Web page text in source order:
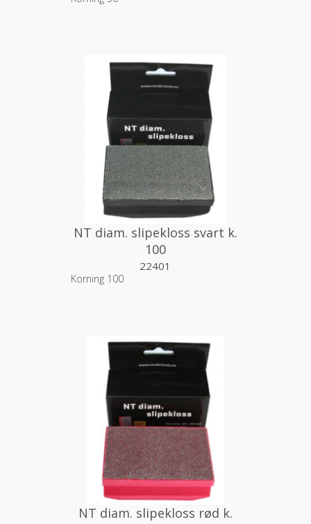
NT diam. slipekloss svart k.
100
22401
Korning 100
NT diam. slipekloss rød k.